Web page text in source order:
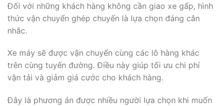
Đối với những khách hàng không cần giao xe gấp, hình
thức vận chuyển ghép chuyến là lựa chọn đáng cân
nhắc.
Xe máy sẽ được vận chuyển cùng các lô hàng khác
trên cùng tuyến đường. Điều này giúp tối ưu chi phí
vận tải và giảm giá cước cho khách hàng.
Đây là phương án được nhiều người lựa chọn khi muốn